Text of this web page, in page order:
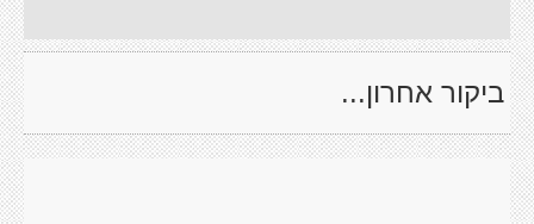
ביקור אחרון...